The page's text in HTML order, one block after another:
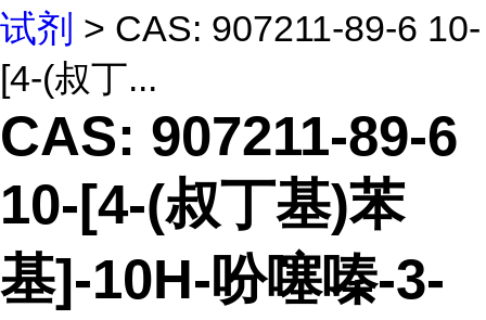
试剂 > CAS: 907211-89-6 10-
[4-(叔丁...
CAS: 907211-89-6
10-[4-(叔丁基)苯
基]-10H-吩噻嗪-3-